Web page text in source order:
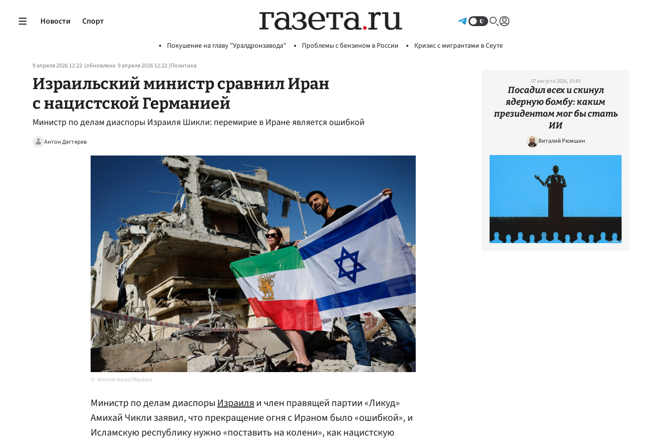
Новости Спорт
Покушение на главу "Уралдронзавода" Проблемы с бензином в России Кризис с мигрантами в Сеуте
9 апреля 2026 12:22 (обновлено 9 апреля 2026 12:22)Политика
Израильский министр сравнил Иран
с нацистской Германией
Министр по делам диаспоры Израиля Шикли: перемирие в Иране является ошибкой
Антон Дегтярев
Ammar Awad/Reuters
Министр по делам диаспорыИзраиляи член правящей партии «Ликуд»
Амихай Чикли заявил, что прекращение огня с Ираном было «ошибкой», и
Исламскую республику нужно «поставить на колени», как нацистскую
07 августа 2026, 10:43
Посадил всех и скинул
ядерную бомбу: каким
президентом мог бы стать
ИИ
Виталий Рюмшин